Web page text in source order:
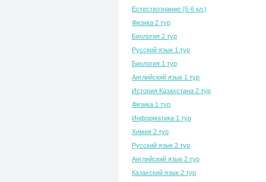
Естествознание (5-6 кл.)
Физика 2 тур
Биология 2 тур
Русский язык 1 тур
Биология 1 тур
Английский язык 1 тур
История Казахстана 2 тур
Физика 1 тур
Информатика 1 тур
Химия 2 тур
Русский язык 2 тур
Английский язык 2 тур
Казахский язык 2 тур